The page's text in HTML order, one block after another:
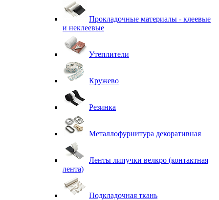
Прокладочные материалы - клеевые
и неклеевые
Утеплители
Кружево
Резинка
Металлофурнитура декоративная
Ленты липучки велкро (контактная
лента)
Подкладочная ткань